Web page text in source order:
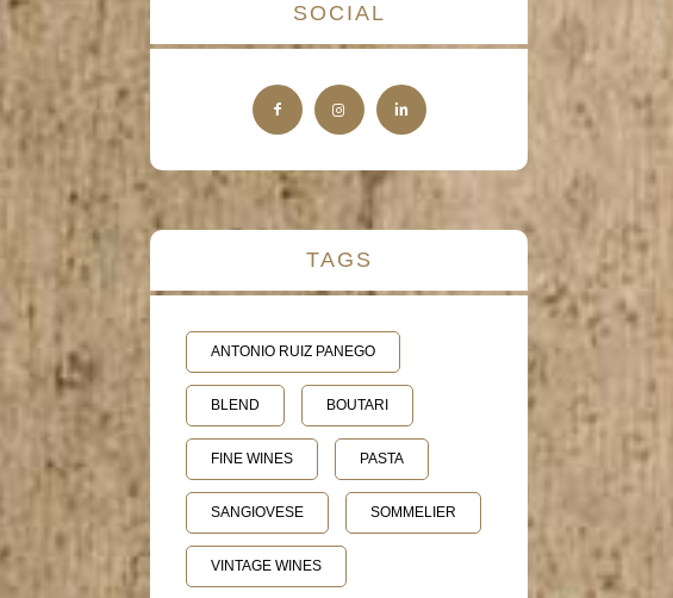
SOCIAL
TAGS
ANTONIO RUIZ PANEGO
BLEND BOUTARI
FINE WINES PASTA
SANGIOVESE SOMMELIER
VINTAGE WINES